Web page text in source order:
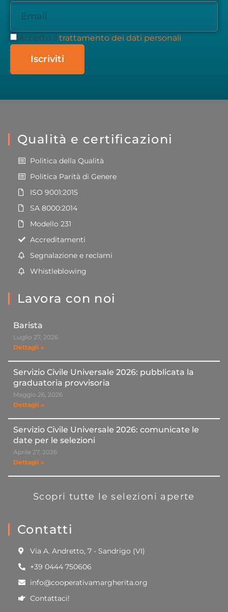
Accetto il trattamento dei dati personali
Iscriviti
Qualità e certificazioni
Politica della Qualità
Politica Parità di Genere
ISO 9001:2015
SA 8000:2014
Modello 231
Accreditamenti
Segnalazione e reclami
Whistleblowing
Lavora con noi
Barista
Luglio 27, 2026
Dettagli »
Servizio Civile Universale 2026: pubblicata la
graduatoria provvisoria
Maggio 26, 2026
Dettagli »
Servizio Civile Universale 2026: comunicate le
date per le selezioni
Aprile 27, 2026
Dettagli »
Scopri tutte le selezioni aperte
Contatti
Via A. Andretto, 7 - Sandrigo (VI)
+39 0444 750606
info@cooperativamargherita.org
Contattaci!